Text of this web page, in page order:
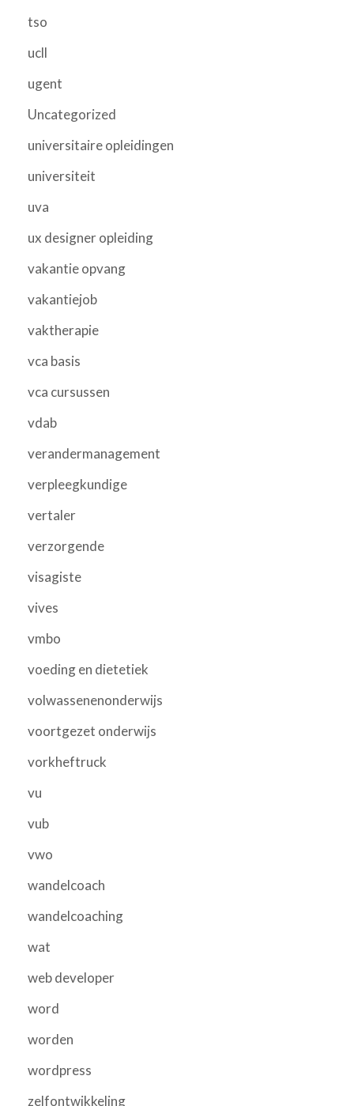
tso
ucll
ugent
Uncategorized
universitaire opleidingen
universiteit
uva
ux designer opleiding
vakantie opvang
vakantiejob
vaktherapie
vca basis
vca cursussen
vdab
verandermanagement
verpleegkundige
vertaler
verzorgende
visagiste
vives
vmbo
voeding en dietetiek
volwassenenonderwijs
voortgezet onderwijs
vorkheftruck
vu
vub
vwo
wandelcoach
wandelcoaching
wat
web developer
word
worden
wordpress
zelfontwikkeling